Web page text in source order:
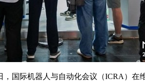
，国际机器人与自动化会议（ICRA）